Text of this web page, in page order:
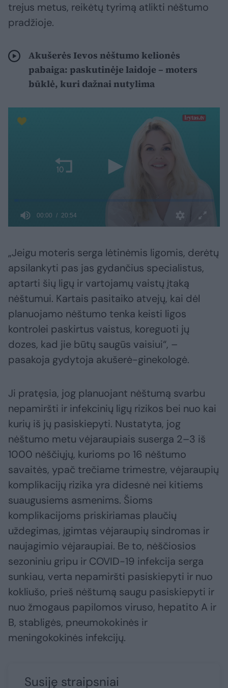
trejus metus, reikėtų tyrimą atlikti nėštumo
pradžioje.
Akušerės Ievos nėštumo kelionės
pabaiga: paskutinėje laidoje – moters
būklė, kuri dažnai nutylima
„Jeigu moteris serga lėtinėmis ligomis, derėtų
apsilankyti pas jas gydančius specialistus,
aptarti šių ligų ir vartojamų vaistų įtaką
nėštumui. Kartais pasitaiko atvejų, kai dėl
planuojamo nėštumo tenka keisti ligos
kontrolei paskirtus vaistus, koreguoti jų
dozes, kad jie būtų saugūs vaisiui“, –
pasakoja gydytoja akušerė-ginekologė.
Ji pratęsia, jog planuojant nėštumą svarbu
nepamiršti ir infekcinių ligų rizikos bei nuo kai
kurių iš jų pasiskiepyti. Nustatyta, jog
nėštumo metu vėjaraupiais suserga 2–3 iš
1000 nėščiųjų, kurioms po 16 nėštumo
savaitės, ypač trečiame trimestre, vėjaraupių
komplikacijų rizika yra didesnė nei kitiems
suaugusiems asmenims. Šioms
komplikacijoms priskiriamas plaučių
uždegimas, įgimtas vėjaraupių sindromas ir
naujagimio vėjaraupiai. Be to, nėščiosios
sezoniniu gripu ir COVID-19 infekcija serga
sunkiau, verta nepamiršti pasiskiepyti ir nuo
kokliušo, prieš nėštumą saugu pasiskiepyti ir
nuo žmogaus papilomos viruso, hepatito A ir
B, stabligės, pneumokokinės ir
meningokokinės infekcijų.
Susiję straipsniai